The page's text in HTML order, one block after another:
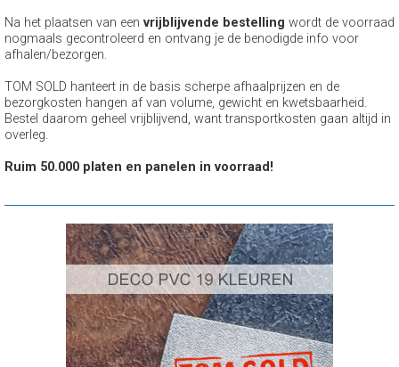
Na het plaatsen van een vrijblijvende bestelling wordt de voorraad
nogmaals gecontroleerd en ontvang je de benodigde info voor
afhalen/bezorgen.
TOM SOLD hanteert in de basis scherpe afhaalprijzen en de
bezorgkosten hangen af van volume, gewicht en kwetsbaarheid.
Bestel daarom geheel vrijblijvend, want transportkosten gaan altijd in
overleg.
Ruim 50.000 platen en panelen in voorraad!